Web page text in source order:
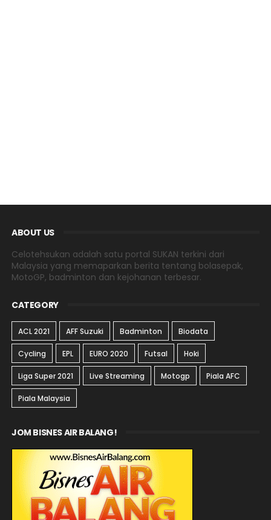
ABOUT US
Celotehsukan adalah satu portal SUKAN terkini dari
Malaysia yang memaparkan berita tentang bolasepak,
MotoGP, badminton dan kejohanan terbesar.
CATEGORY
ACL 2021 AFF Suzuki Badminton Biodata
Cycling EPL EURO 2020 Futsal Hoki
Liga Super 2021 Live Streaming Motogp Piala AFC
Piala Malaysia
JOM BISNES AIR BALANG!